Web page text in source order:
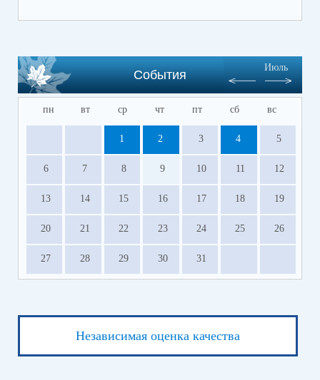
События
Июль
пн вт ср чт пт сб вс
1 2 3 4 5
6 7 8 9 10 11 12
13 14 15 16 17 18 19
20 21 22 23 24 25 26
27 28 29 30 31
Независимая оценка качества